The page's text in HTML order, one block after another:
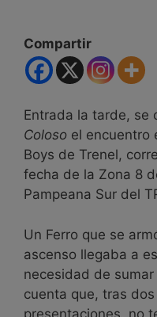
Compartir
Entrada la tarde, se
Coloso el encuentro
Boys de Trenel,
fecha de la Zona 8
Pampeana Sur del
Un Ferro que se
ascenso llegaba a
necesidad de
cuenta que, tras
presentaciones, no